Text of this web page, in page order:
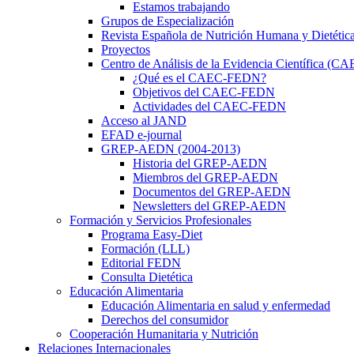
Estamos trabajando
Grupos de Especialización
Revista Española de Nutrición Humana y Dietética
Proyectos
Centro de Análisis de la Evidencia Científica
¿Qué es el CAEC-FEDN?
Objetivos del CAEC-FEDN
Actividades del CAEC-FEDN
Acceso al JAND
EFAD e-journal
GREP-AEDN (2004-2013)
Historia del GREP-AEDN
Miembros del GREP-AEDN
Documentos del GREP-AEDN
Newsletters del GREP-AEDN
Formación y Servicios Profesionales
Programa Easy-Diet
Formación (LLL)
Editorial FEDN
Consulta Dietética
Educación Alimentaria
Educación Alimentaria en salud y enfermedad
Derechos del consumidor
Cooperación Humanitaria y Nutrición
Relaciones Internacionales